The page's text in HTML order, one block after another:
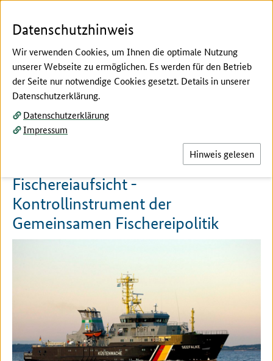
Hier beginnt der Hauptinhalt dieser Seite
Bestandsmanagement
Fischereiaufsicht -
Kontrollinstrument der
Gemeinsamen Fischereipolitik
Datenschutzhinweis
Wir verwenden Cookies, um Ihnen die optimale Nutzung
unserer Webseite zu ermöglichen. Es werden für den Betrieb
der Seite nur notwendige Cookies gesetzt. Details in unserer
Datenschutzerklärung.
Datenschutzerklärung
Impressum
Hinweis gelesen